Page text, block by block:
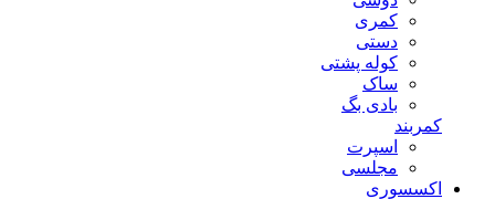
کمری
دستی
کوله پشتی
ساک
بادی بگ
کمربند
اسپرت
مجلسی
اکسسوری